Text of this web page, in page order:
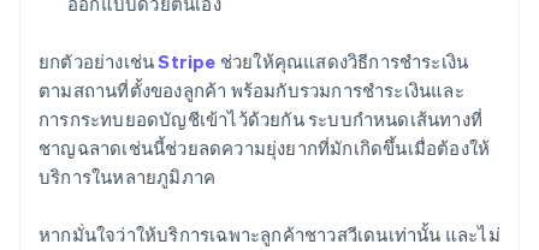
ยกตัวอย่างเช่นStripe ช่วยให้คุณแสดงวิธีการชำระเงิน
ตามสถานที่ตั้งของลูกค้า พร้อมกับรวมการชำระเงินและ
การกระทบยอดบัญชีเข้าไว้ด้วยกัน ระบบกำหนดเส้นทางที่
ชาญฉลาดเช่นนี้ช่วยลดความยุ่งยากที่มักเกิดขึ้นเมื่อต้องให้
บริการในหลายภูมิภาค
หากมั่นใจว่าให้บริการเฉพาะลูกค้าชาวสวีเดนเท่านั้น และไม่